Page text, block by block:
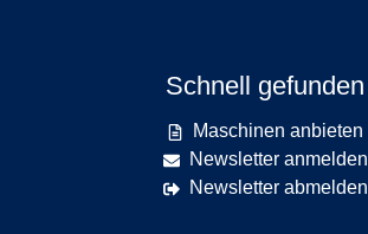
Schnell gefunden
Maschinen anbieten
Newsletter anmelden
Newsletter abmelden